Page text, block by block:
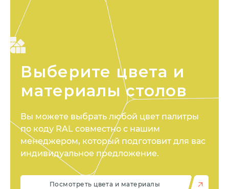
Выберите цвета и
материалы столов
Вы можете выбрать любой цвет палитры
по коду RAL совместно с нашим
менеджером, который подготовит для вас
индивидуальное предложение.
Посмотреть цвета и материалы